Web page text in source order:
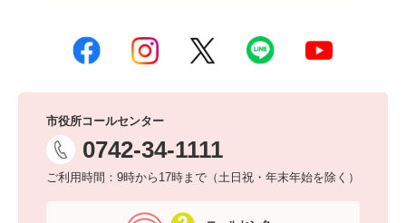
市役所コールセンター
0742-34-1111
ご利用時間：9時から17時まで（土日祝・年末年始を除く）